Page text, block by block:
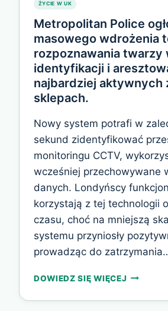
ŻYCIE W UK
Metropolitan Police
masowego wdrożenia
rozpoznawania twarzy
identyfikacji i
najbardziej aktywnych
sklepach.
Nowy system potrafi w
sekund zidentyfikować
monitoringu CCTV,
wcześniej przechowywane
danych. Londyńscy
korzystają z tej technologii
czasu, choć na mniejszą
systemu przyniosły
prowadząc do
DOWIEDZ SIĘ WIĘCEJ